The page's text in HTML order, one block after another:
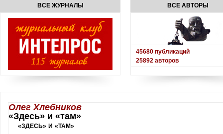
ВСЕ ЖУРНАЛЫ ВСЕ АВТОРЫ
45680 публикаций
25892 авторов
Олег Хлебников
«Здесь» и «там»
«ЗДЕСЬ» И «ТАМ»